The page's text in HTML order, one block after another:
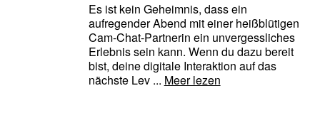
Es ist kein Geheimnis, dass ein
aufregender Abend mit einer heißblütigen
Cam-Chat-Partnerin ein unvergessliches
Erlebnis sein kann. Wenn du dazu bereit
bist, deine digitale Interaktion auf das
nächste Lev ... Meer lezen